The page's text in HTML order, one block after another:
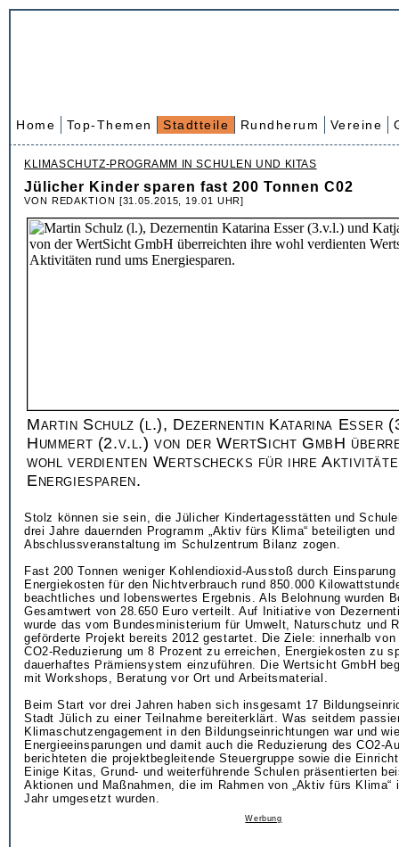
Home Top-Themen Stadtteile Rundherum Vereine
KLIMASCHUTZ-PROGRAMM IN SCHULEN UND KITAS
Jülicher Kinder sparen fast 200 Tonnen C02
VON REDAKTION [31.05.2015, 19.01 UHR]
Martin Schulz (l.), Dezernentin Katarina Esser
Hummert (2.v.l.) von der WertSicht GmbH
wohl verdienten Wertschecks für ihre
Energiesparen.
Stolz können sie sein, die Jülicher Kindertagesstätten und
drei Jahre dauernden Programm „Aktiv fürs Klima“ beteiligten
Abschlussveranstaltung im Schulzentrum Bilanz zogen.
Fast 200 Tonnen weniger Kohlendioxid-Ausstoß durch Einsparung
Energiekosten für den Nichtverbrauch rund 850.000
beachtliches und lobenswertes Ergebnis. Als Belohnung wurden
Gesamtwert von 28.650 Euro verteilt. Auf Initiative von
wurde das vom Bundesministerium für Umwelt, Naturschutz und
geförderte Projekt bereits 2012 gestartet. Die Ziele: innerhalb
CO2-Reduzierung um 8 Prozent zu erreichen, Energiekosten zu
dauerhaftes Prämiensystem einzuführen. Die Wertsicht GmbH
mit Workshops, Beratung vor Ort und Arbeitsmaterial.
Beim Start vor drei Jahren haben sich insgesamt 17
Stadt Jülich zu einer Teilnahme bereiterklärt. Was seitdem
Klimaschutzengagement in den Bildungseinrichtungen war und
Energieeinsparungen und damit auch die Reduzierung des CO2-
berichteten die projektbegleitende Steuergruppe sowie die
Einige Kitas, Grund- und weiterführende Schulen präsentierten
Aktionen und Maßnahmen, die im Rahmen von „Aktiv fürs Klima“
Jahr umgesetzt wurden.
Werbung